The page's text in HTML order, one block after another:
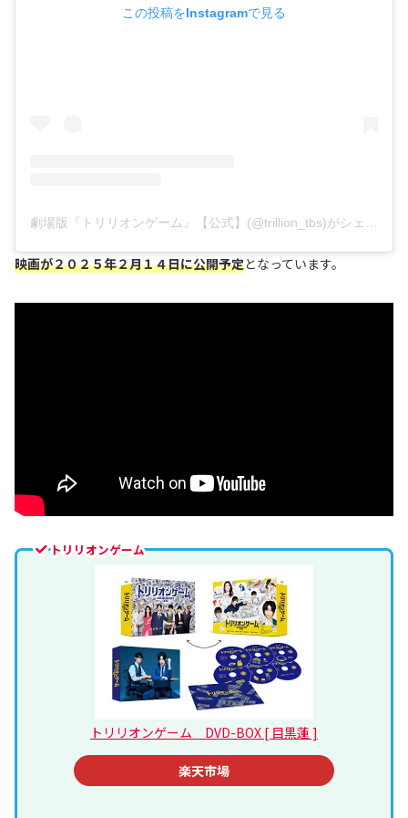
この投稿をInstagramで見る
劇場版『トリリオンゲーム』【公式】(@trillion_tbs)がシェアした投稿
映画が２０２５年２月１４日に公開予定となっています。
トリリオンゲーム
トリリオンゲーム DVD-BOX [ 目黒蓮 ]
楽天市場